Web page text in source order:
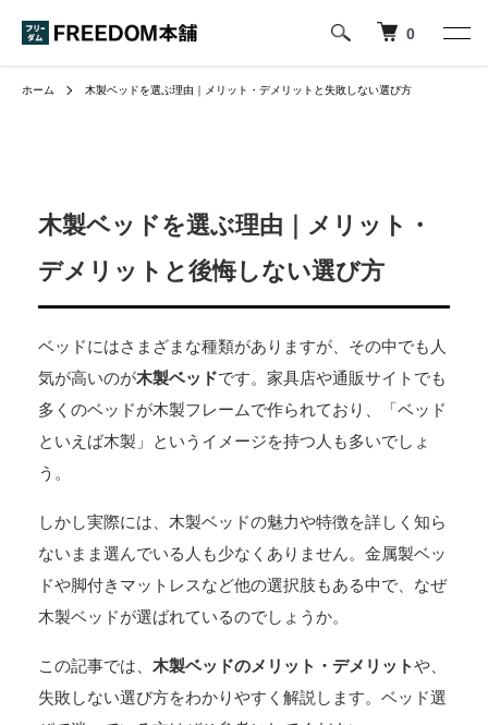
0
ホーム 木製ベッドを選ぶ理由｜メリット・デメリットと失敗しない選び方
木製ベッドを選ぶ理由｜メリット・
デメリットと後悔しない選び方
ベッドにはさまざまな種類がありますが、その中でも人
気が高いのが木製ベッドです。家具店や通販サイトでも
多くのベッドが木製フレームで作られており、「ベッド
といえば木製」というイメージを持つ人も多いでしょ
う。
しかし実際には、木製ベッドの魅力や特徴を詳しく知ら
ないまま選んでいる人も少なくありません。金属製ベッ
ドや脚付きマットレスなど他の選択肢もある中で、なぜ
木製ベッドが選ばれているのでしょうか。
この記事では、 木製ベッドのメリット・デメリットや、
失敗しない選び方をわかりやすく解説します。ベッド選